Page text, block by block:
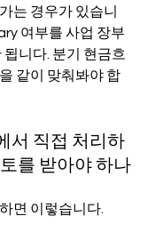
는 경우가 있습니
여부를 사업 장부
됩니다. 분기 현금흐
같이 맞춰봐야 합
서 직접 처리하
를 받아야 하나
면 이렇습니다.